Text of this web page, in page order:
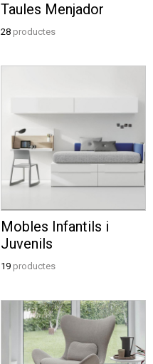
Taules Menjador
28 productes
Mobles Infantils i
Juvenils
19 productes